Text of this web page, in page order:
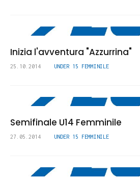
Inizia l'avventura "Azzurrina"
25.10.2014 UNDER 15 FEMMINILE
Semifinale U14 Femminile
27.05.2014 UNDER 15 FEMMINILE